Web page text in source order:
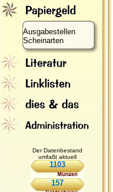
Ausgabestellen
Scheinarten
Der Datenbestand
umfaßt aktuell
1103
157